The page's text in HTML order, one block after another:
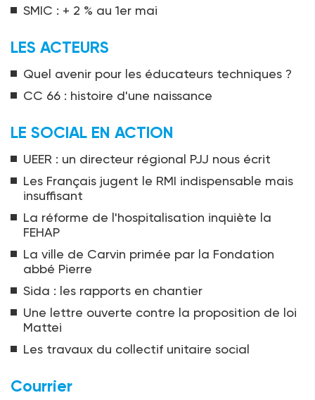
SMIC : + 2 % au 1er mai
LES ACTEURS
Quel avenir pour les éducateurs techniques ?
CC 66 : histoire d'une naissance
LE SOCIAL EN ACTION
UEER : un directeur régional PJJ nous écrit
Les Français jugent le RMI indispensable mais
insuffisant
La réforme de l'hospitalisation inquiète la
FEHAP
La ville de Carvin primée par la Fondation
abbé Pierre
Sida : les rapports en chantier
Une lettre ouverte contre la proposition de loi
Mattei
Les travaux du collectif unitaire social
Courrier